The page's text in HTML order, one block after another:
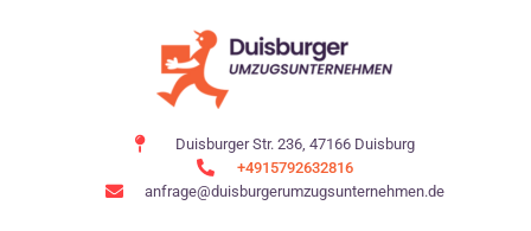
Duisburger Str. 236, 47166 Duisburg
+4915792632816
anfrage@duisburgerumzugsunternehmen.de